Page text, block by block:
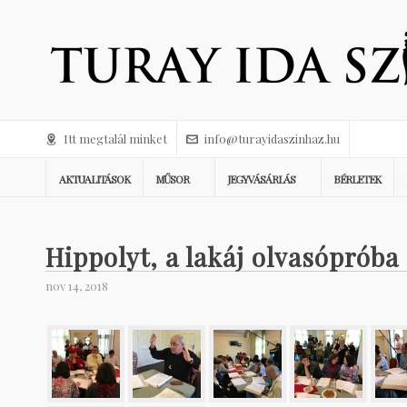
Itt megtalál minket info@turayidaszinhaz.hu
AKTUALITÁSOK MŰSOR JEGYVÁSÁRLÁS BÉRLETEK
Hippolyt, a lakáj olvasópróba
nov 14, 2018